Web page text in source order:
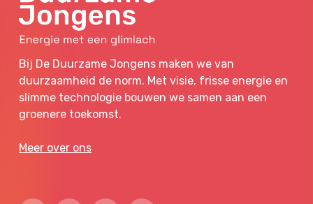
Bij De Duurzame Jongens maken we van
duurzaamheid de norm. Met visie, frisse energie en
slimme technologie bouwen we samen aan een
groenere toekomst.
Meer over ons